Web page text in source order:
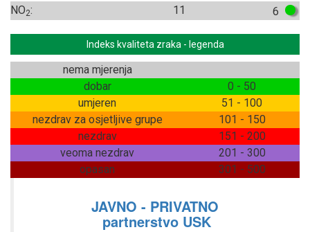
NO2: 11 6
Indeks kvaliteta zraka - legenda
nema mjerenja
dobar
0 - 50
umjeren
51 - 100
nezdrav za osjetljive grupe
101 - 150
nezdrav
151 - 200
veoma nezdrav
201 - 300
opasan
301 - 500
JAVNO - PRIVATNO
partnerstvo USK